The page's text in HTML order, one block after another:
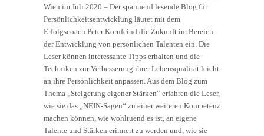
Wien im Juli 2020 – Der spannend lesende Blog für
Persönlichkeitsentwicklung läutet mit dem
Erfolgscoach Peter Kornfeind die Zukunft im Bereich
der Entwicklung von persönlichen Talenten ein. Die
Leser können interessante Tipps erhalten und die
Techniken zur Verbesserung ihrer Lebensqualität leicht
an ihre Persönlichkeit anpassen. Aus dem Blog zum
Thema „Steigerung eigener Stärken“ erfahren die Leser,
wie sie das „NEIN-Sagen“ zu einer weiteren Kompetenz
machen können, wie wohltuend es ist, an eigene
Talente und Stärken erinnert zu werden und, wie sie